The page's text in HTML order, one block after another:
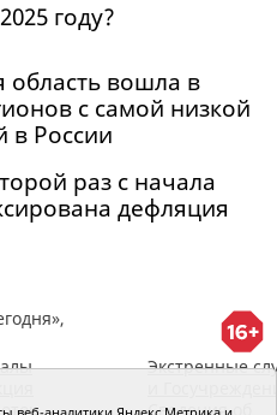
году?
область вошла в
с самой низкой
в России
раз с начала
дефляция
Экстренные
Сведения об